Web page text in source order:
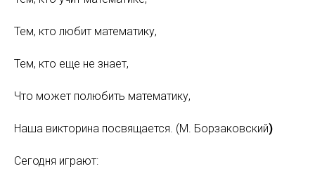
Тем, кто любит математику,
Тем, кто еще не знает,
Что может полюбить математику,
Наша викторина посвящается. (М. Борзаковский)
Сегодня играют: